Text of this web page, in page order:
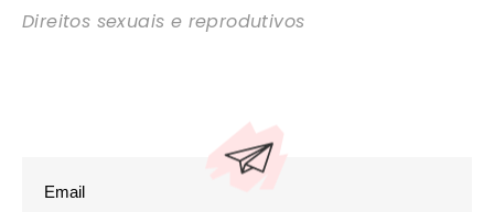
Direitos sexuais e reprodutivos